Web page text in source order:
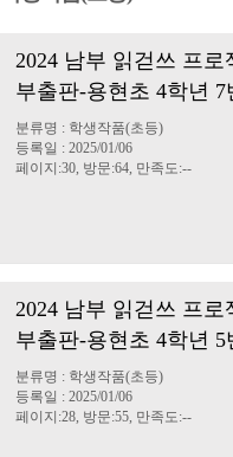
2024 남부 읽걷쓰 프로
부출판-용현초 4학년 7
분류명 : 학생작품(초등)
등록일 : 2025/01/06
페이지:30, 방문:64, 만족도:--
2024 남부 읽걷쓰 프로
부출판-용현초 4학년 5
분류명 : 학생작품(초등)
등록일 : 2025/01/06
페이지:28, 방문:55, 만족도:--